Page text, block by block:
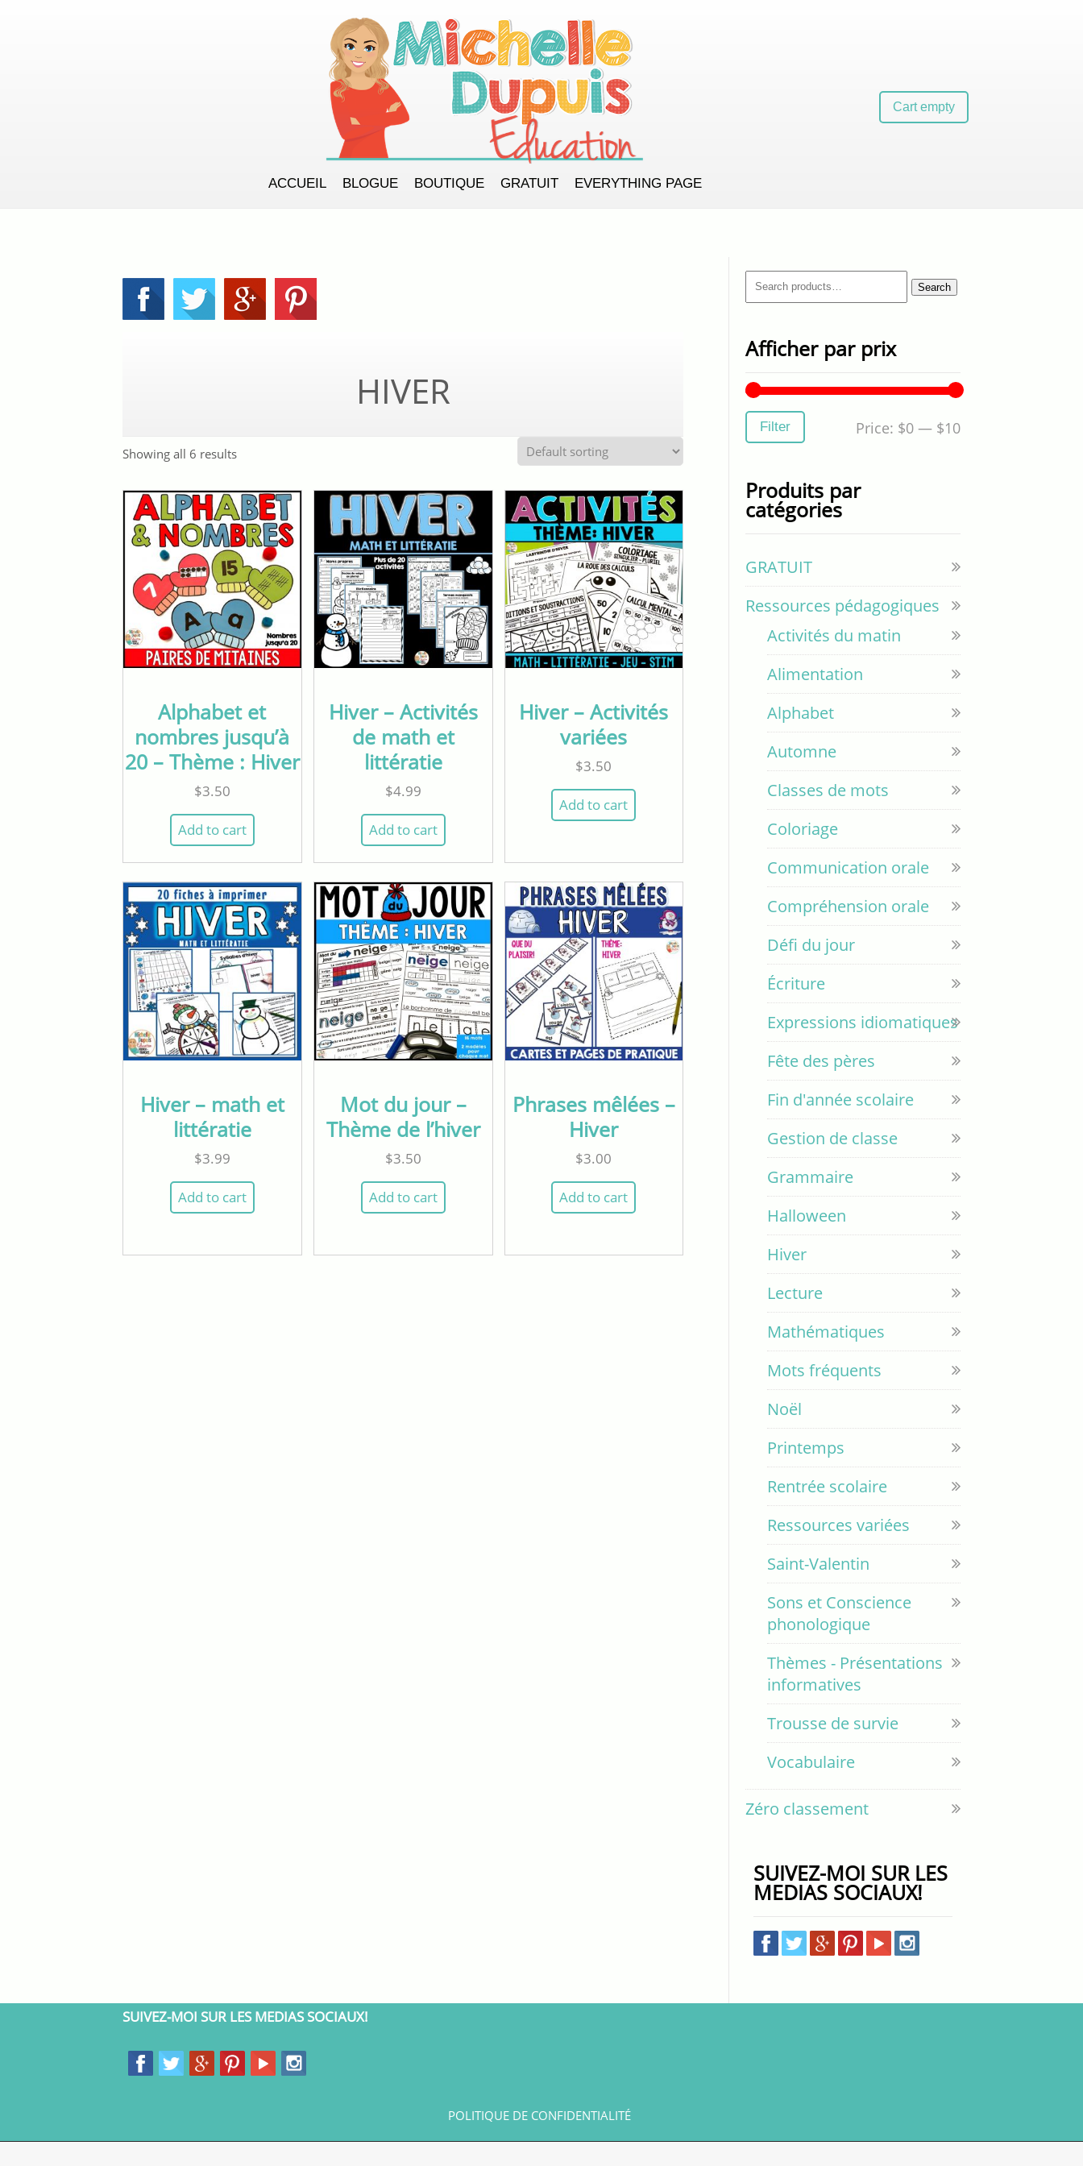
Cart empty
ACCUEIL BLOGUE BOUTIQUE GRATUIT EVERYTHING PAGE
HIVER
Showing all 6 results
Alphabet et
nombres jusqu’à
20 – Thème : Hiver
$3.50
Add to cart
Hiver – Activités
de math et
littératie
$4.99
Add to cart
Hiver – Activités
variées
$3.50
Add to cart
Hiver – math et
littératie
$3.99
Add to cart
Mot du jour –
Thème de l’hiver
$3.50
Add to cart
Phrases mêlées –
Hiver
$3.00
Add to cart
Search
for:
Search
Afficher par prix
Min
Max
Filter Price: $0 — $10
Produits par
catégories
GRATUIT
Ressources pédagogiques
Activités du matin
Alimentation
Alphabet
Automne
Classes de mots
Coloriage
Communication orale
Compréhension orale
Défi du jour
Écriture
Expressions idiomatiques
Fête des pères
Fin d'année scolaire
Gestion de classe
Grammaire
Halloween
Hiver
Lecture
Mathématiques
Mots fréquents
Noël
Printemps
Rentrée scolaire
Ressources variées
Saint-Valentin
Sons et Conscience
phonologique
Thèmes - Présentations
informatives
Trousse de survie
Vocabulaire
Zéro classement
SUIVEZ-MOI SUR LES
MEDIAS SOCIAUX!
SUIVEZ-MOI SUR LES MEDIAS SOCIAUX!
POLITIQUE DE CONFIDENTIALITÉ